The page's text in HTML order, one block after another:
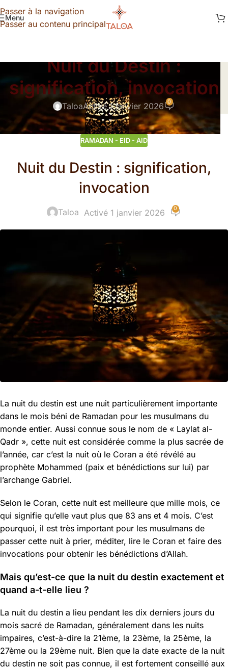
Passer à la navigation
Passer au contenu principal
Menu
Nuit du Destin :
signification, invocation
TaloaActivé 1 janvier 2026 0
RAMADAN - EID - AID
Nuit du Destin : signification,
invocation
Taloa Activé 1 janvier 2026 0
La nuit du destin est une nuit particulièrement importante
dans le mois béni de Ramadan pour les musulmans du
monde entier. Aussi connue sous le nom de « Laylat al-
Qadr », cette nuit est considérée comme la plus sacrée de
l’année, car c’est la nuit où le Coran a été révélé au
prophète Mohammed (paix et bénédictions sur lui) par
l’archange Gabriel.
Selon le Coran, cette nuit est meilleure que mille mois, ce
qui signifie qu’elle vaut plus que 83 ans et 4 mois. C’est
pourquoi, il est très important pour les musulmans de
passer cette nuit à prier, méditer, lire le Coran et faire des
invocations pour obtenir les bénédictions d’Allah.
Mais qu’est-ce que la nuit du destin exactement et
quand a-t-elle lieu ?
La nuit du destin a lieu pendant les dix derniers jours du
mois sacré de Ramadan, généralement dans les nuits
impaires, c’est-à-dire la 21ème, la 23ème, la 25ème, la
27ème ou la 29ème nuit. Bien que la date exacte de la nuit
du destin ne soit pas connue, il est fortement conseillé aux